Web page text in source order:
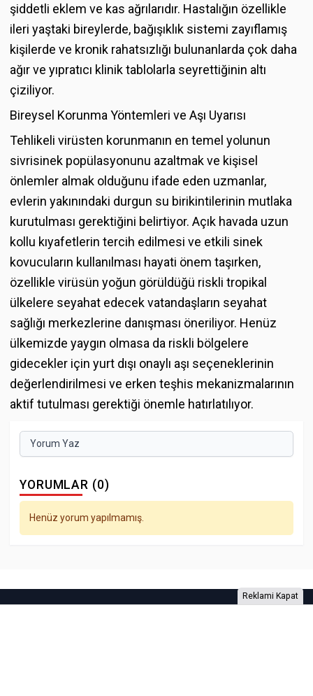
şiddetli eklem ve kas ağrılarıdır. Hastalığın özellikle
ileri yaştaki bireylerde, bağışıklık sistemi zayıflamış
kişilerde ve kronik rahatsızlığı bulunanlarda çok daha
ağır ve yıpratıcı klinik tablolarla seyrettiğinin altı
çiziliyor.
Bireysel Korunma Yöntemleri ve Aşı Uyarısı
Tehlikeli virüsten korunmanın en temel yolunun
sivrisinek popülasyonunu azaltmak ve kişisel
önlemler almak olduğunu ifade eden uzmanlar,
evlerin yakınındaki durgun su birikintilerinin mutlaka
kurutulması gerektiğini belirtiyor. Açık havada uzun
kollu kıyafetlerin tercih edilmesi ve etkili sinek
kovucuların kullanılması hayati önem taşırken,
özellikle virüsün yoğun görüldüğü riskli tropikal
ülkelere seyahat edecek vatandaşların seyahat
sağlığı merkezlerine danışması öneriliyor. Henüz
ülkemizde yaygın olmasa da riskli bölgelere
gidecekler için yurt dışı onaylı aşı seçeneklerinin
değerlendirilmesi ve erken teşhis mekanizmalarının
aktif tutulması gerektiği önemle hatırlatılıyor.
Yorum Yaz
YORUMLAR (0)
Henüz yorum yapılmamış.
Reklami Kapat